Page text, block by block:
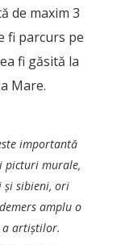
de maxim 3
fi parcurs pe
fi găsită la
Mare.
importantă
picturi murale,
sibieni, ori
amplu o
a artiștilor.